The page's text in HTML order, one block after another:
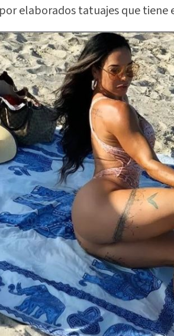
elaborados tatuajes que tiene